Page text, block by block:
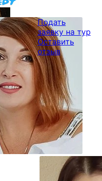
Подать
заявку на тур
Оставить
отзыв